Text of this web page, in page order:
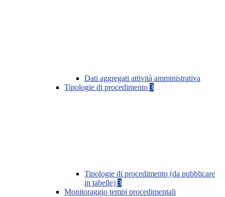
Dati aggregati attività amministrativa
Tipologie di procedimento 3
Tipologie di procedimento (da pubblicare
in tabelle) 3
Monitoraggio tempi procedimentali